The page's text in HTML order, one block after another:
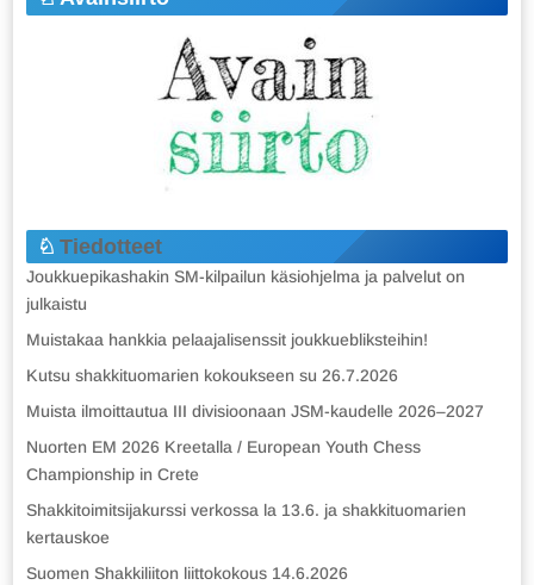
Tiedotteet
Joukkuepikashakin SM-kilpailun käsiohjelma ja palvelut on
julkaistu
Muistakaa hankkia pelaajalisenssit joukkuebliksteihin!
Kutsu shakkituomarien kokoukseen su 26.7.2026
Muista ilmoittautua III divisioonaan JSM-kaudelle 2026–2027
Nuorten EM 2026 Kreetalla / European Youth Chess
Championship in Crete
Shakkitoimitsijakurssi verkossa la 13.6. ja shakkituomarien
kertauskoe
Suomen Shakkiliiton liittokokous 14.6.2026